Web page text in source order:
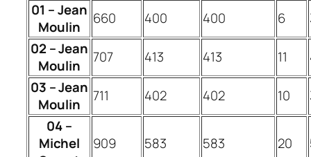
01 – Jean
Moulin
660 400 400 6
02 – Jean
Moulin
707 413 413 11
03 – Jean
Moulin
711 402 402 10
04 –
Michel
909 583 583 20